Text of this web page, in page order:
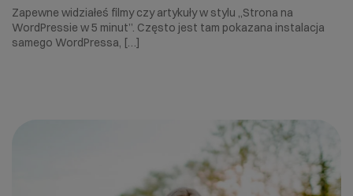
Zapewne widziałeś filmy czy artykuły w stylu „Strona na
WordPressie w 5 minut”. Często jest tam pokazana instalacja
samego WordPressa, […]